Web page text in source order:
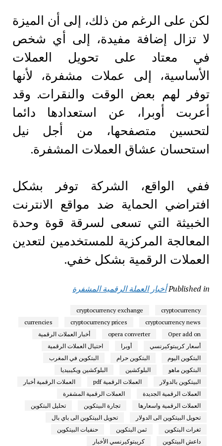
لكن على الرغم من ذلك، إلى أن الميزة
لا تزال إضافة مفيدة، إلى أي شخص
في معتاد على تحويل العملات
الأساسية، إلى عملات مشفرة، لأنها
توفر لهم بعض الوقت والنقرات. وقد
أعربت أوبرا، عن استعدادها دائما
لتحسين متصفحها، من أجل نيل
استحسان عشاق العملات المشفرة.
ففي الواقع، الشركة توفر بشكل
افتراضي الحماية ضد مواقع الانترنت
الخبيثة التي تسعى لسرقة قوة وحدة
المعالجة المركزية للمستخدمين لتعدين
العملات الرقمية بشكل خفي.
Published inأخبار العملة الرقمية المشفرة
cryptocurrency
cryptocurrency exchange
cryptocurrency news
cryptocurrency prices
currencies
Oper add on
opera converter
أخبار العملات الرقمية
أسعار كريبتوكيرنسي
أوبرا
احتيال العملات الرقمية
البتكوين اليوم
البتكوين حرام
البتكوين في المغرب
البتكوين ماهو
البلوكشين
البلوكشين ويكيبيديا
البيتكوين بالدولار
العملات الرقمية pdf
العملات الرقمية أخبار
العملات الرقمية الجديدة
العملات الرقمية المشفرة
العملات الرقمية واسعارها
تجارة البيتكوين
تحليل البتكوين
تحويل البيتكوين الى الدولار
تحويل البيتكوين الى باي بال
ثغرات البتكوين
ثمن البتكوين
حنفيات البيتكوين
داعش البيتكوين
كريبتوكيرنسي الأخبار